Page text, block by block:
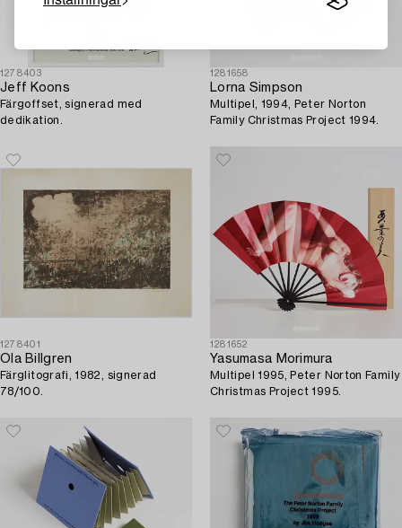
1278403
Jeff Koons
Färgoffset, signerad med
dedikation.
1281658
Lorna Simpson
Multipel, 1994, Peter Norton
Family Christmas Project 1994.
1278401
Ola Billgren
Färglitografi, 1982, signerad
78/100.
1281652
Yasumasa Morimura
Multipel 1995, Peter Norton Family
Christmas Project 1995.